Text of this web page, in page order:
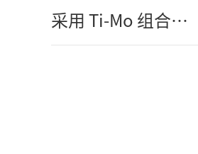
采用 Ti-Mo 组合筛
对奥氏体不锈钢进